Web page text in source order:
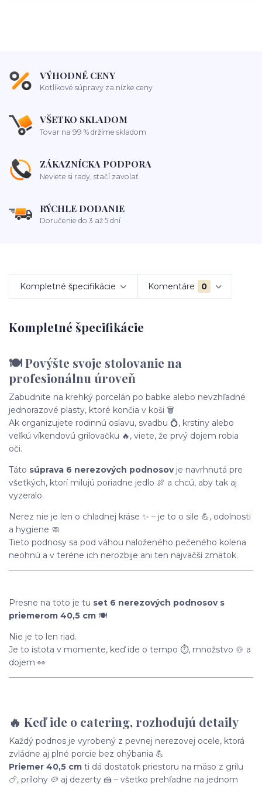
VÝHODNÉ CENY
Kotlíkové súpravy za nízke ceny
VŠETKO SKLADOM
Tovar na 99 % držíme skladom
ZÁKAZNÍCKA PODPORA
Neviete si rady, stačí zavolať
RÝCHLE DODANIE
Doručenie do 3 až 5 dní
Kompletné špecifikácie Komentáre 0
Kompletné špecifikácie
🍽️ Povýšte svoje stolovanie na
profesionálnu úroveň
Zabudnite na krehký porcelán po babke alebo nevzhľadné
jednorazové plasty, ktoré končia v koši 🗑️
Ak organizujete rodinnú oslavu, svadbu 💍, krstiny alebo
veľkú víkendovú grilovačku 🔥, viete, že prvý dojem robia
oči.
Táto súprava 6 nerezových podnosovje navrhnutá pre
všetkých, ktorí milujú poriadne jedlo 🍖 a chcú, aby tak aj
vyzeralo.
Nerez nie je len o chladnej kráse ✨ – je to o sile 💪, odolnosti
a hygiene 🧼
Tieto podnosy sa pod váhou naloženého pečeného kolena
neohnú a v teréne ich nerozbije ani ten najväčší zmätok.
Presne na toto je tu set 6 nerezových podnosov s
priemerom 40,5 cm 🍽️
Nie je to len riad.
Je to istota v momente, keď ide o tempo ⏱️, množstvo 🍲 a
dojem 👀
🔥 Keď ide o catering, rozhodujú detaily
Každý podnos je vyrobený z pevnej nerezovej ocele, ktorá
zvládne aj plné porcie bez ohýbania 💪
Priemer 40,5 cm ti dá dostatok priestoru na mäso z grilu
🍗, prílohy 🥔 aj dezerty 🍰 – všetko prehľadne na jednom